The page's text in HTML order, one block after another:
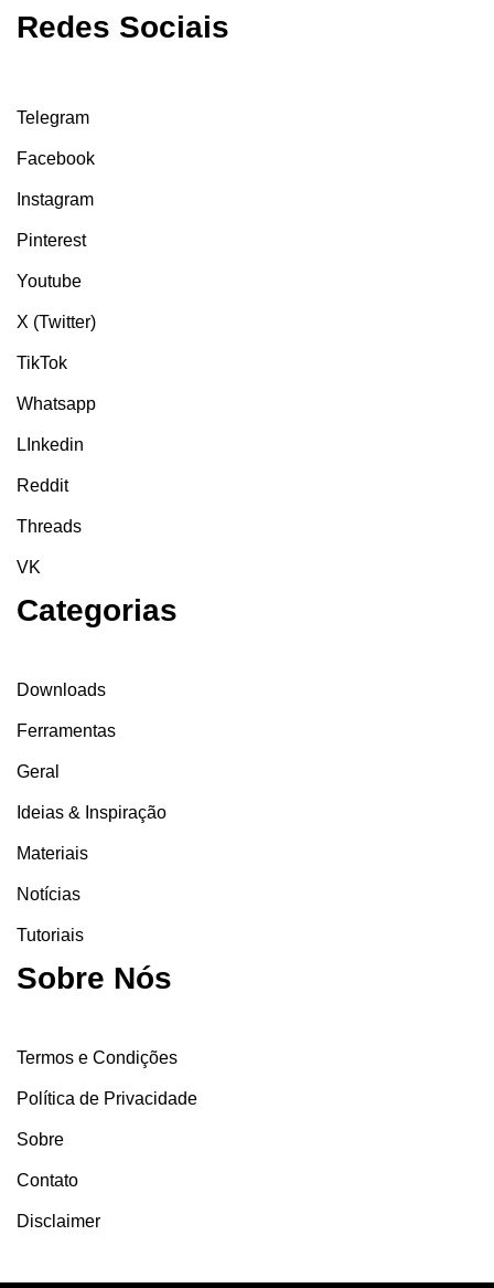
Redes Sociais
Telegram
Facebook
Instagram
Pinterest
Youtube
X (Twitter)
TikTok
Whatsapp
LInkedin
Reddit
Threads
VK
Categorias
Downloads
Ferramentas
Geral
Ideias & Inspiração
Materiais
Notícias
Tutoriais
Sobre Nós
Termos e Condições
Política de Privacidade
Sobre
Contato
Disclaimer